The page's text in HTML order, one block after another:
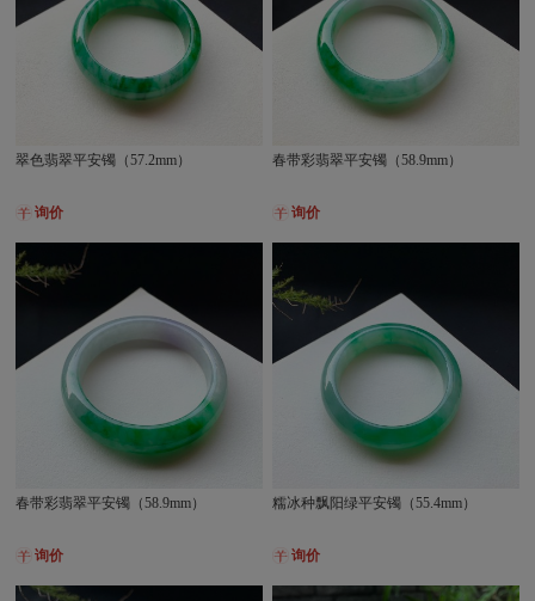
翠色翡翠平安镯（57.2mm）
询价
春带彩翡翠平安镯（58.9mm）
询价
春带彩翡翠平安镯（58.9mm）
询价
糯冰种飘阳绿平安镯（55.4mm）
询价